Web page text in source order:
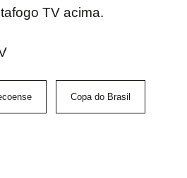
TV acima.
Copa do Brasil